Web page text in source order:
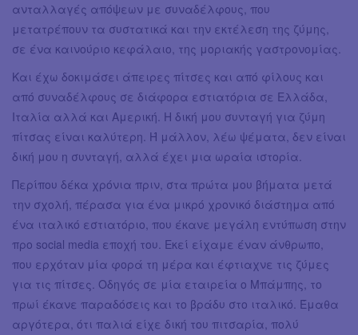
ανταλλαγές απόψεων με συναδέλφους, που
μετατρέπουν τα συστατικά και την εκτέλεση της ζύμης,
σε ένα καινούριο κεφάλαιο, της μοριακής γαστρονομίας.
Και έχω δοκιμάσει άπειρες πίτσες και από φίλους και
από συναδέλφους σε διάφορα εστιατόρια σε Ελλάδα,
Ιταλία αλλά και Αμερική. Η δική μου συνταγή για ζύμη
πίτσας είναι καλύτερη. Ή μάλλον, λέω ψέματα, δεν είναι
δική μου η συνταγή, αλλά έχει μια ωραία ιστορία.
Περίπου δέκα χρόνια πριν, στα πρώτα μου βήματα μετά
την σχολή, πέρασα για ένα μικρό χρονικό διάστημα από
ένα ιταλικό εστιατόριο, που έκανε μεγάλη εντύπωση στην
προ social media εποχή του. Εκεί είχαμε έναν άνθρωπο,
που ερχόταν μία φορά τη μέρα και έφτιαχνε τις ζύμες
για τις πίτσες. Οδηγός σε μία εταιρεία ο Μπάμπης, το
πρωί έκανε παραδόσεις και το βράδυ στο ιταλικό. Έμαθα
αργότερα, ότι παλιά είχε δική του πιτσαρία, πολύ